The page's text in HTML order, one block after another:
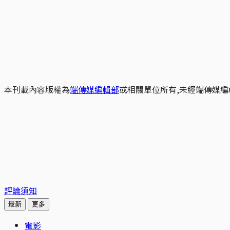
本刊載內容版權為端傳媒編輯部或相關單位所有,未經端傳媒
評論須知
最新 更多
電影